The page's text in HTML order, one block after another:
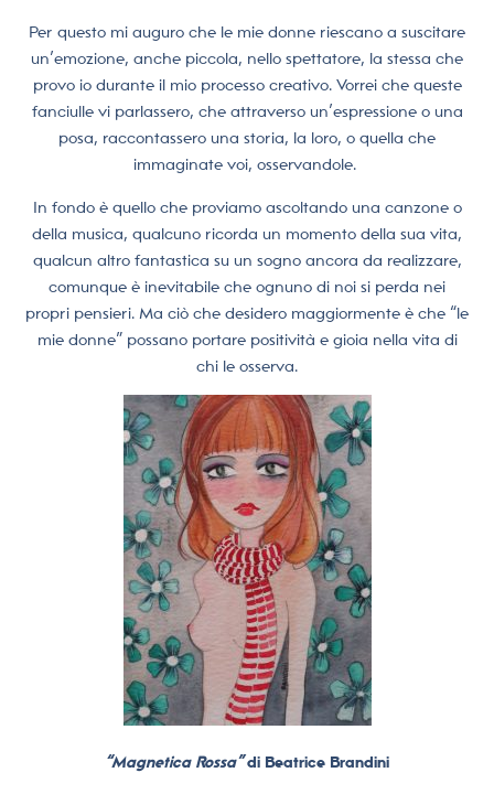
Per questo mi auguro che le mie donne riescano a suscitare
un’emozione, anche piccola, nello spettatore, la stessa che
provo io durante il mio processo creativo. Vorrei che queste
fanciulle vi parlassero, che attraverso un’espressione o una
posa, raccontassero una storia, la loro, o quella che
immaginate voi, osservandole.
In fondo è quello che proviamo ascoltando una canzone o
della musica, qualcuno ricorda un momento della sua vita,
qualcun altro fantastica su un sogno ancora da realizzare,
comunque è inevitabile che ognuno di noi si perda nei
propri pensieri. Ma ciò che desidero maggiormente è che “le
mie donne” possano portare positività e gioia nella vita di
chi le osserva.
“Magnetica Rossa”di Beatrice Brandini